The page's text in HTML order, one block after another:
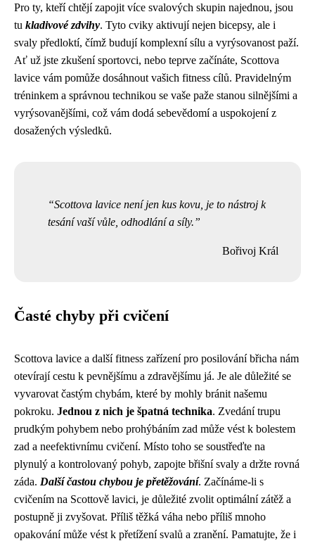
Pro ty, kteří chtějí zapojit více svalových skupin najednou, jsou
tu kladivové zdvihy. Tyto cviky aktivují nejen bicepsy, ale i
svaly předloktí, čímž budují komplexní sílu a vyrýsovanost paží.
Ať už jste zkušení sportovci, nebo teprve začínáte, Scottova
lavice vám pomůže dosáhnout vašich fitness cílů. Pravidelným
tréninkem a správnou technikou se vaše paže stanou silnějšími a
vyrýsovanějšími, což vám dodá sebevědomí a uspokojení z
dosažených výsledků.
Scottova lavice není jen kus kovu, je to nástroj k
tesání vaší vůle, odhodlání a síly.
Bořivoj Král
Časté chyby při cvičení
Scottova lavice a další fitness zařízení pro posilování břicha nám
otevírají cestu k pevnějšímu a zdravějšímu já. Je ale důležité se
vyvarovat častým chybám, které by mohly bránit našemu
pokroku. Jednou z nich je špatná technika. Zvedání trupu
prudkým pohybem nebo prohýbáním zad může vést k bolestem
zad a neefektivnímu cvičení. Místo toho se soustřeďte na
plynulý a kontrolovaný pohyb, zapojte břišní svaly a držte rovná
záda. Další častou chybou je přetěžování. Začínáme-li s
cvičením na Scottově lavici, je důležité zvolit optimální zátěž a
postupně ji zvyšovat. Příliš těžká váha nebo příliš mnoho
opakování může vést k přetížení svalů a zranění. Pamatujte, že i